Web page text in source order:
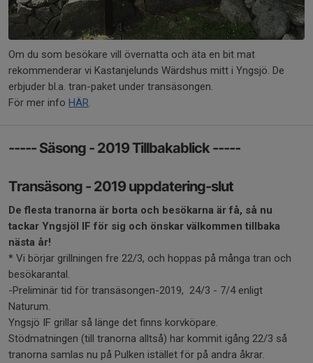
Om du som besökare vill övernatta och äta en bit mat
rekommenderar vi Kastanjelunds Wärdshus mitt i Yngsjö. De
erbjuder bl.a. tran-paket under transäsongen.
För mer info HÄR.
----- Säsong - 2019 Tillbakablick -----
Transäsong - 2019 uppdatering-slut
De flesta tranorna är borta och besökarna är få, så nu
tackar Yngsjöl IF för sig och önskar välkommen tillbaka
nästa år!
* Vi börjar grillningen fre 22/3, och hoppas på många tran och
besökarantal.
-Preliminär tid för transäsongen-2019, 24/3 - 7/4 enligt
Naturum.
Yngsjö IF grillar så länge det finns korvköpare.
Stödmatningen (till tranorna alltså) har kommit igång 22/3 så
tranorna samlas nu på Pulken istället för på andra åkrar.